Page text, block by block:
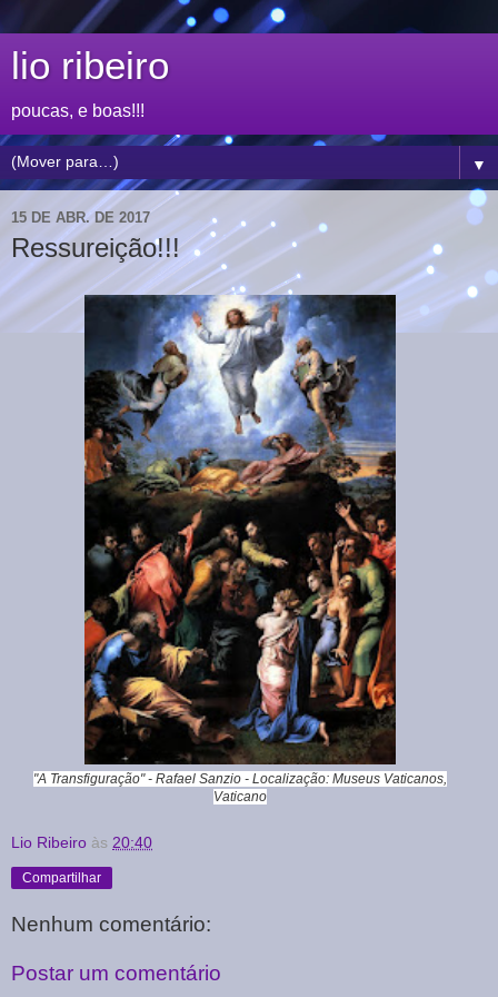
lio ribeiro
poucas, e boas!!!
▼
15 DE ABR. DE 2017
Ressureição!!!
"A Transfiguração" - Rafael Sanzio - Localização: Museus Vaticanos,
Vaticano
Lio Ribeiro às 20:40
Compartilhar
Nenhum comentário:
Postar um comentário